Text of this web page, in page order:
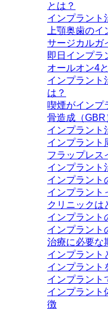
とは？
インプラント
上顎奥歯の
サージカルガ
即日インプラ
オールオン4
インプラント
は？
喫煙がインプ
骨造成（GBR
インプラント
インプラント
フラップレス
インプラント
インプラント
インプラント
クリニックは
インプラント
インプラント
治療に必要な
インプラント
インプラント
インプラント
インプラント
徴